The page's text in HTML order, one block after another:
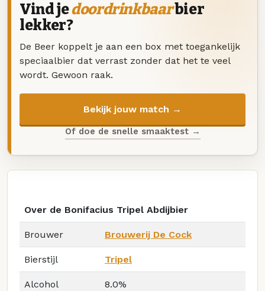
Vind jedoordrinkbaarbier
lekker?
De Beer koppelt je aan een box met toegankelijk
speciaalbier dat verrast zonder dat het te veel
wordt. Gewoon raak.
Bekijk jouw match →
Of doe de snelle smaaktest →
Over de Bonifacius Tripel Abdijbier
Brouwer Brouwerij De Cock
Bierstijl Tripel
Alcohol 8.0%